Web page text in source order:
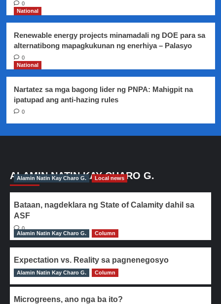
Pangkapayapaan
0
National
Renewable energy projects minamadali ng DOE para sa
alternatibong mapagkukunan ng enerhiya – Palasyo
0
National
Nartatez sa mga bagong lider ng PNPA: Mahigpit na
ipatupad ang anti-hazing rules
0
ALAMIN NATIN KAY CHARO G.
Alamin Natin Kay Charo G. Local news
Bataan, nagdeklara ng State of Calamity dahil sa
ASF
0
Alamin Natin Kay Charo G.
Column
Expectation vs. Reality sa pagnenegosyo
0
Alamin Natin Kay Charo G. Column
Microgreens, ano nga ba ito?